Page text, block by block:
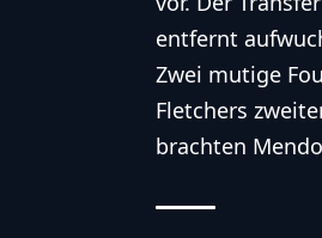
entfernt
Zwei mutige
Fletchers
brachten